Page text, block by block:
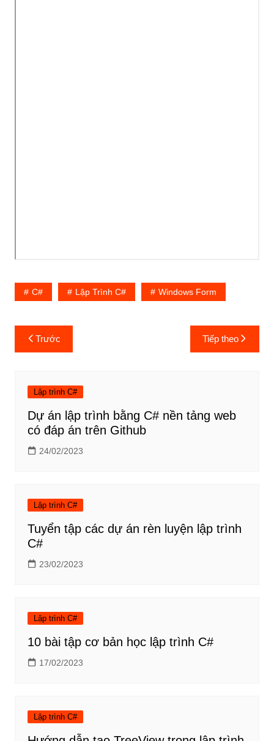
C# Lập Trình C# Windows Form
Điều
hướng
viết
Trước Tiếp theo
Lập trình C#
Dự án lập trình bằng C# nền tảng web
có đáp án trên Github
24/02/2023
Lập trình C#
Tuyển tập các dự án rèn luyện lập trình
C#
23/02/2023
Lập trình C#
10 bài tập cơ bản học lập trình C#
17/02/2023
Lập trình C#